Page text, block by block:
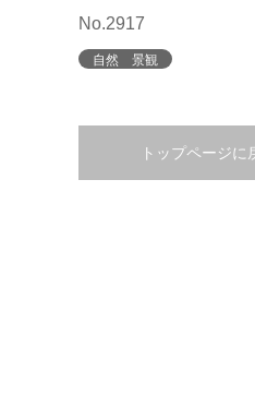
No.2917
自然 景観
トップページに